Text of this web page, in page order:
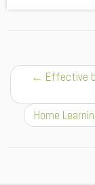
← Effective
Home